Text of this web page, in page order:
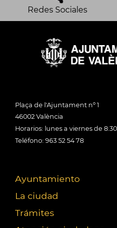
Redes Sociales
Plaça de l'Ajuntament nº 1
46002 València
Horarios: lunes a viernes de
Teléfono: 963 52 54 78
Ayuntamiento
La ciudad
Trámites